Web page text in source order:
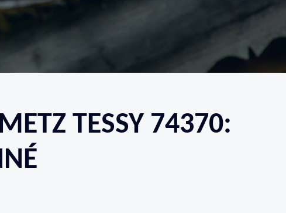
TESSY 74370: